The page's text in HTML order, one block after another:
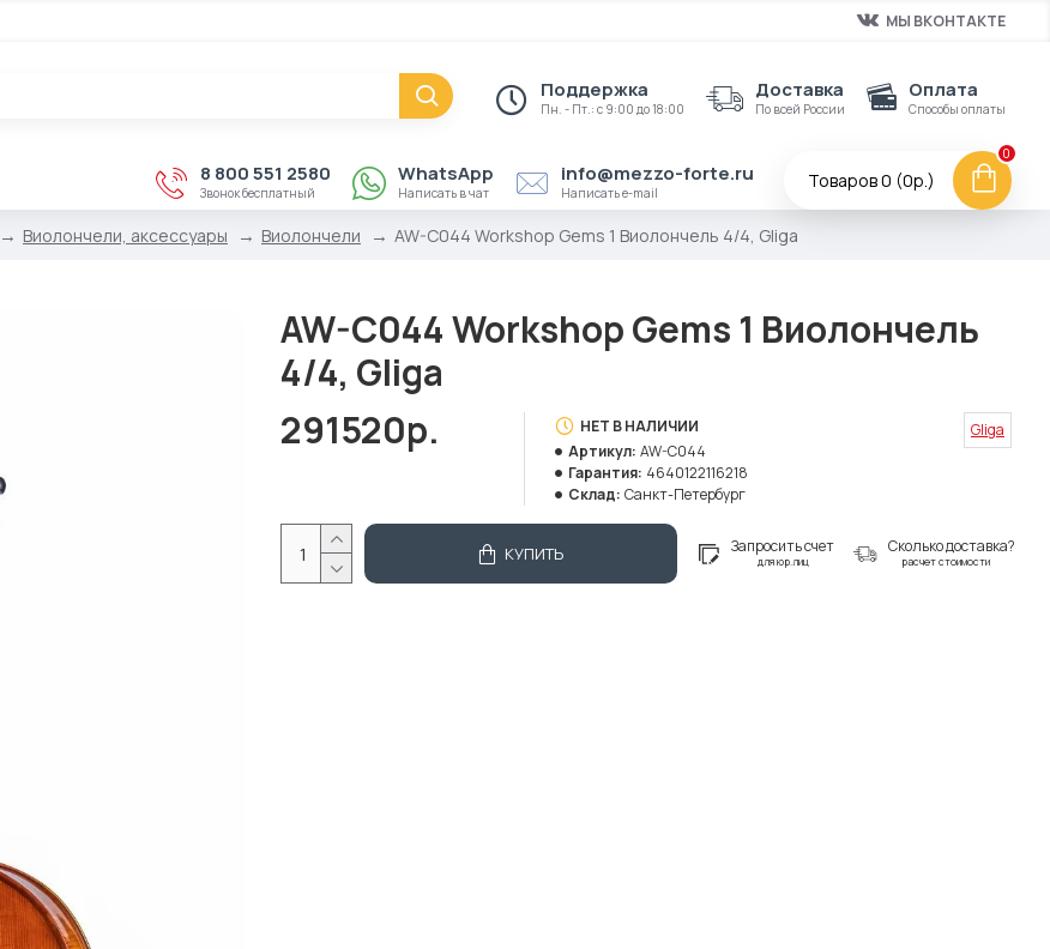
МЫ ВКОНТАКТЕ
Поддержка
Пн. - Пт.: с 9:00 до 18:00
Доставка
По всей России
Оплата
Способы оплаты
8 800 551 2580
Звонок бесплатный
WhatsApp
Написать в чат
info@mezzo-forte.ru
Написать e-mail
Товаров 0 (0р.)
0
Виолончели, аксессуары Виолончели AW-C044 Workshop Gems 1 Виолончель 4/4, Gliga
AW-C044 Workshop Gems 1 Виолончель
4/4, Gliga
291520р.
НЕТ В НАЛИЧИИ
Артикул: AW-C044
Гарантия: 4640122116218
Склад: Санкт-Петербург
Gliga
КУПИТЬ Запросить счет
для юр.лиц
Сколько доставка?
расчет стоимости